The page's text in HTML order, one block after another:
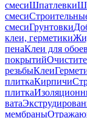
смесиШпатлевки
смеси
смесиГрунтовки
клеи, герметики
пенаКлеи для обоев
покрытий
резьбыКлеи
плиткаКирпичи
плитка
вата
мембраны